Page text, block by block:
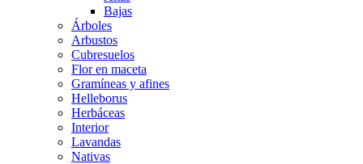
Bajas
Árboles
Arbustos
Cubresuelos
Flor en maceta
Gramíneas y afines
Helleborus
Herbáceas
Interior
Lavandas
Nativas